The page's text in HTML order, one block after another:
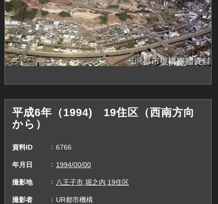
平成6年（1994) 19住区（西南方向
から）
資料ID 6766
年月日 1994/00/00
撮影地 八王子市,堀之内,19住区
撮影者 UR都市機構